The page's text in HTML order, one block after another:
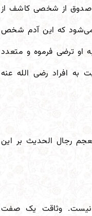
صدوق از شخصی کاشف از
که این آدم شخص
ترضی فرموه و متعدد
افراد رضی الله عنه
رجال الحدیث بر این
نیست. وثاقت یک صفت